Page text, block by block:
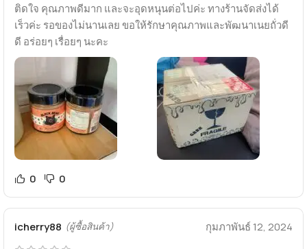
ติดใจ คุณภาพดีมาก และจะอุดหนุนต่อไปค่ะ ทางร้านจัดส่งได้
เร็วค่ะ รอของไม่นานเลย ขอให้รักษาคุณภาพและพัฒนาเนยถั่วดี
ดี อร่อยๆ เรื่อยๆ นะคะ
0 0
icherry88 (ผู้ซื้อสินค้า) กุมภาพันธ์ 12, 2024